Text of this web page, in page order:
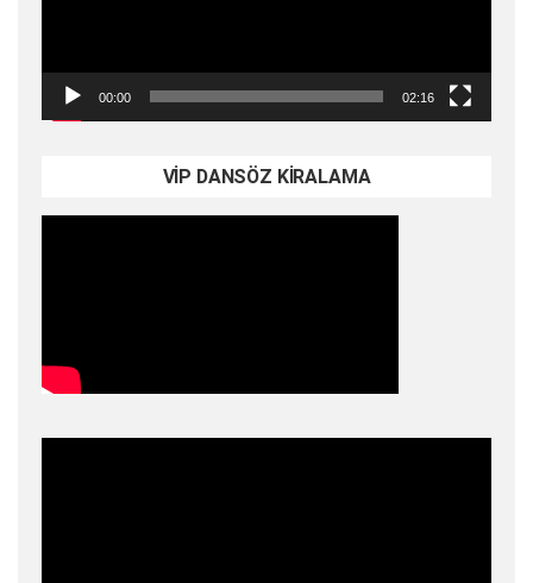
00:00 02:16
VİP DANSÖZ KİRALAMA